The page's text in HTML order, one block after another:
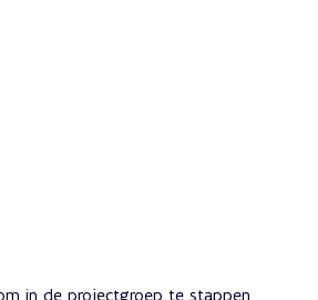
in de projectgroep te stappen.